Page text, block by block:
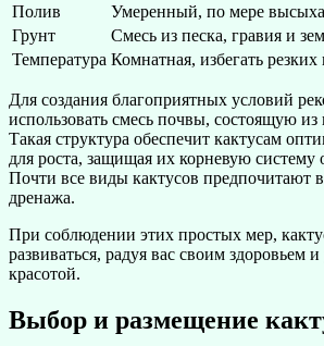
Полив
Умеренный, по мере
Грунт
Смесь из песка, гравия и
Температура Комнатная, избегать резких
Для создания благоприятных условий
использовать смесь почвы, состоящую из
Такая структура обеспечит кактусам
для роста, защищая их корневую систему
Почти все виды кактусов предпочитают
дренажа.
При соблюдении этих простых мер,
развиваться, радуя вас своим здоровьем
красотой.
Выбор и размещение